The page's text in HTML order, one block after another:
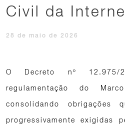
Civil da
28 de maio de 2026
O Decreto nº 12.975/
regulamentação do
consolidando obrigações
progressivamente exigidas